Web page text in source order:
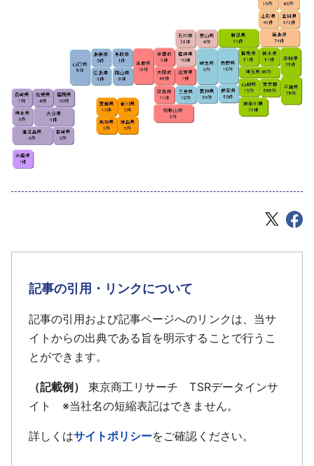
記事の引用・リンクについて
記事の引用および記事ページへのリンクは、当サ
イトからの出典である旨を明示することで行うこ
とができます。
（記載例）
東京商工リサーチ TSRデータインサ
イト ※当社名の短縮表記はできません。
詳しくはサイトポリシーをご確認ください。